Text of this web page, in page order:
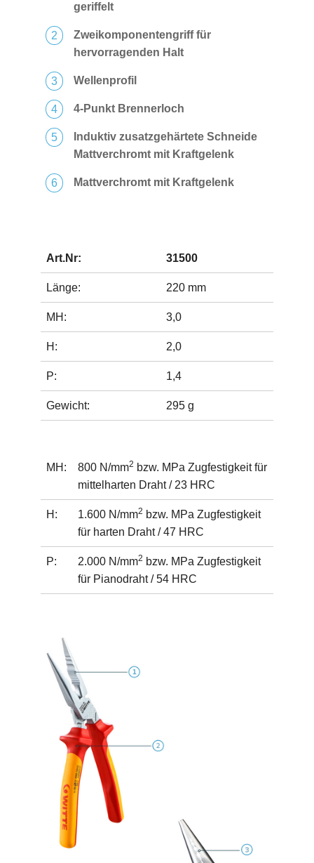
geriffelt
Zweikomponentengriff für
hervorragenden Halt
Wellenprofil
4-Punkt Brennerloch
Induktiv zusatzgehärtete Schneide
Mattverchromt mit Kraftgelenk
Mattverchromt mit Kraftgelenk
Art.Nr: 31500
Länge: 220 mm
MH: 3,0
H: 2,0
P: 1,4
Gewicht: 295 g
MH: 800 N/mm2 bzw. MPa Zugfestigkeit für
mittelharten Draht / 23 HRC
H: 1.600 N/mm2 bzw. MPa Zugfestigkeit
für harten Draht / 47 HRC
P: 2.000 N/mm2 bzw. MPa Zugfestigkeit
für Pianodraht / 54 HRC